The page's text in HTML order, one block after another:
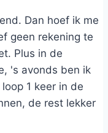
Dan hoef ik me
geen rekening te
Plus in de
's avonds ben ik
1 keer in de
de rest lekker